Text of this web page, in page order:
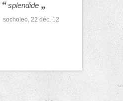
splendide
socholeo, 22 déc. 12